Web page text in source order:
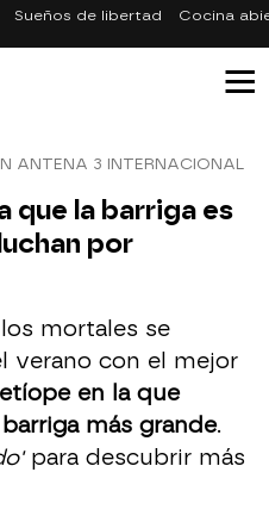
Sueños de libertad Cocina
ANTENA 3 INTERNACIONAL
que la barriga es
por
mortales se
verano con el mejor
en la que
más grande.
para descubrir más